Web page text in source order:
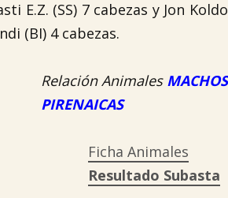
E.Z. (SS) 7 cabezas y Jon Koldo
(BI) 4 cabezas.
Relación Animales MACHOS
PIRENAICAS
Ficha Animales
Resultado Subasta